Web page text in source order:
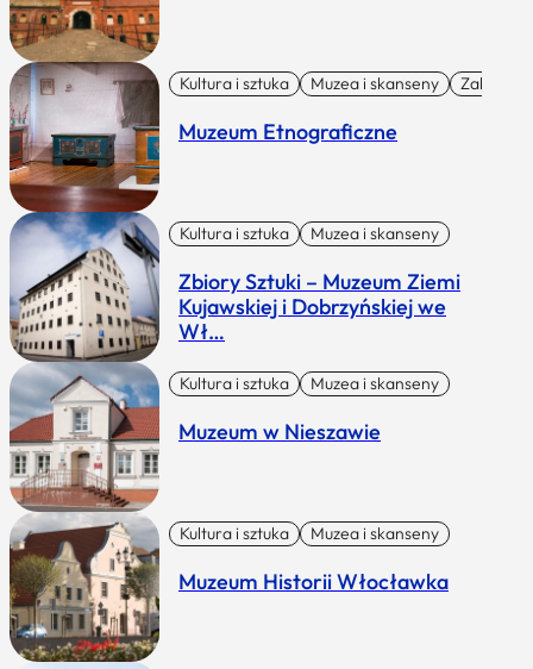
Kultura i sztuka Muzea i skanseny Zabytki I
Muzeum Etnograficzne
Kultura i sztuka Muzea i skanseny
Zbiory Sztuki – Muzeum Ziemi
Kujawskiej i Dobrzyńskiej we
Wł…
Kultura i sztuka Muzea i skanseny
Muzeum w Nieszawie
Kultura i sztuka Muzea i skanseny
Muzeum Historii Włocławka